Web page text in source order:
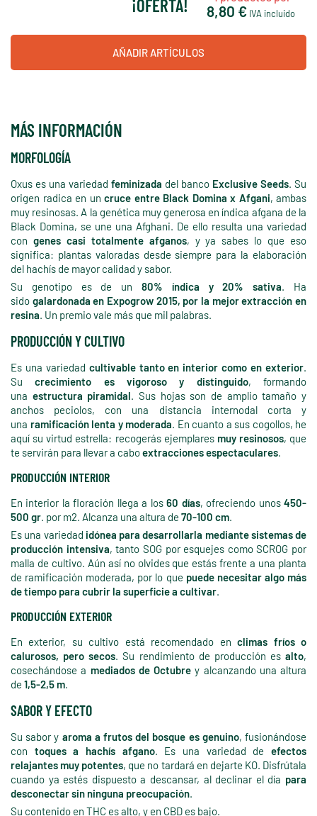
¡OFERTA! 8,80 € IVA incluido
AÑADIR ARTÍCULOS
MÁS INFORMACIÓN
MORFOLOGÍA
Oxus es una variedad feminizada del banco Exclusive Seeds. Su
origen radica en un cruce entre Black Domina x Afgani, ambas
muy resinosas. A la genética muy generosa en índica afgana de la
Black Domina, se une una Afghani. De ello resulta una variedad
con genes casi totalmente afganos, y ya sabes lo que eso
significa: plantas valoradas desde siempre para la elaboración
del hachís de mayor calidad y sabor.
Su genotipo es de un 80% índica y 20% sativa. Ha
sido galardonada en Expogrow 2015, por la mejor extracción en
resina. Un premio vale más que mil palabras.
PRODUCCIÓN Y CULTIVO
Es una variedad cultivable tanto en interior como en exterior.
Sucrecimiento es vigoroso y distinguido, formando
una estructura piramidal. Sus hojas son de amplio tamaño y
anchos peciolos, con una distancia internodal corta y
una ramificación lenta y moderada. En cuanto a sus cogollos, he
aquí su virtud estrella: recogerás ejemplares muy resinosos, que
te servirán para llevar a caboextracciones espectaculares.
PRODUCCIÓN INTERIOR
En interior la floración llega a los60 días, ofreciendo unos450-
500 gr. por m2. Alcanza una altura de 70-100 cm.
Es una variedad idónea para desarrollarla mediante sistemas de
producción intensiva, tanto SOG por esquejes como SCROG por
malla de cultivo. Aún así no olvides que estás frente a una planta
de ramificación moderada, por lo que puede necesitar algo más
de tiempo para cubrir la superficie a cultivar.
PRODUCCIÓN EXTERIOR
En exterior, su cultivo está recomendado enclimas fríos o
calurosos, pero secos. Su rendimiento de producción es alto,
cosechándose a mediados de Octubre y alcanzando una altura
de 1,5-2,5 m.
SABOR Y EFECTO
Su sabor y aroma a frutos del bosque es genuino, fusionándose
con toques a hachís afgano. Es una variedad deefectos
relajantes muy potentes, que no tardará en dejarte KO. Disfrútala
cuando ya estés dispuesto a descansar, al declinar el día para
desconectar sin ninguna preocupación.
Su contenido en THC es alto, y en CBD es bajo.